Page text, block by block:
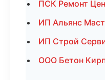
ПСК Ремонт
ИП Альянс
ИП Строй
ООО Бетон